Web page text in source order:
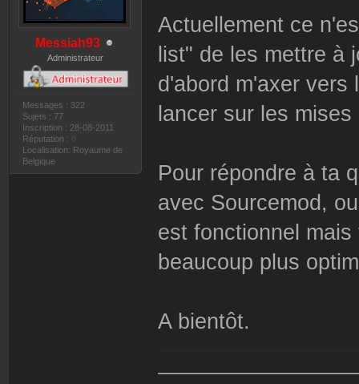
Messiah93
Administrateur
Messages : 322
Sujets : 77
Inscription : 28-08-2011
Réputation :
Localisation: Royaume de
Belgique
Actuellement ce
list" de les mettre à
d'abord m'axer vers
lancer sur les
Pour répondre à ta
avec Sourcemod,
est fonctionnel
beaucoup plus
A bientôt.